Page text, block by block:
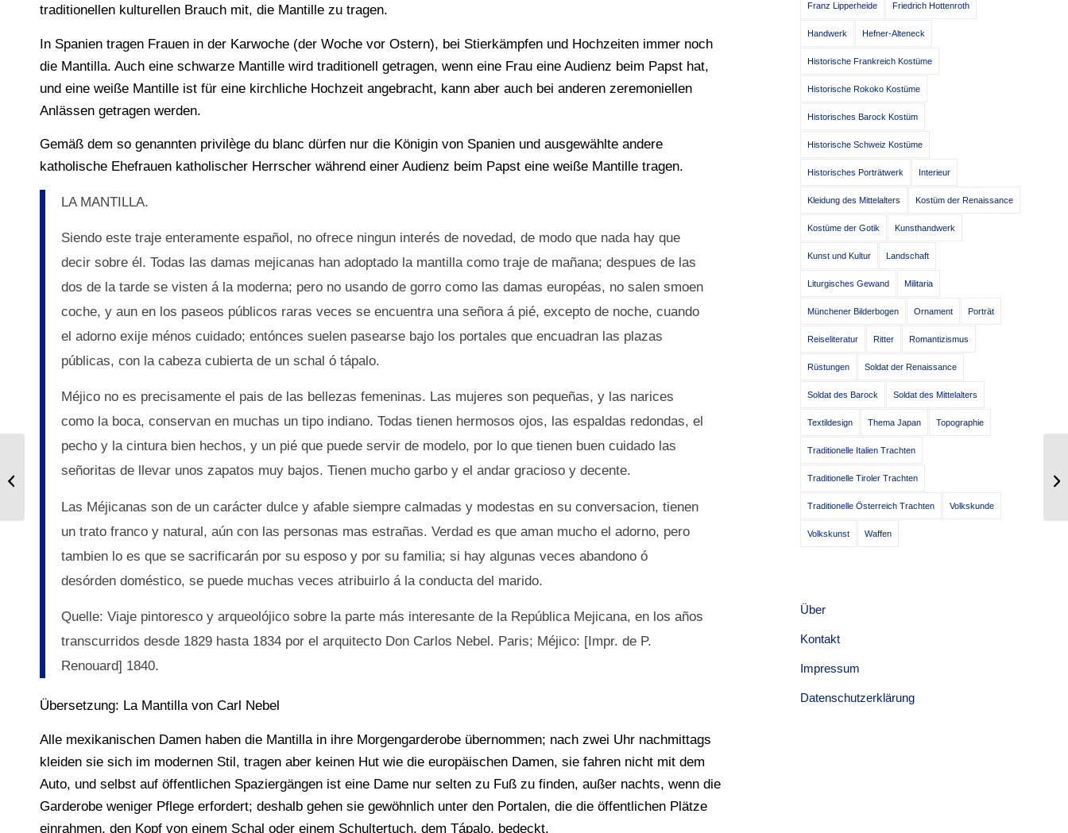
traditionellen kulturellen Brauch mit, die Mantille zu tragen.
In Spanien tragen Frauen in der Karwoche (der Woche vor Ostern), bei Stierkämpfen und Hochzeiten immer noch
die Mantilla. Auch eine schwarze Mantille wird traditionell getragen, wenn eine Frau eine Audienz beim Papst hat,
und eine weiße Mantille ist für eine kirchliche Hochzeit angebracht, kann aber auch bei anderen zeremoniellen
Anlässen getragen werden.
Gemäß dem so genannten privilège du blanc dürfen nur die Königin von Spanien und ausgewählte andere
katholische Ehefrauen katholischer Herrscher während einer Audienz beim Papst eine weiße Mantille tragen.
LA MANTILLA.
Siendo este traje enteramente español, no ofrece ningun interés de novedad, de modo que nada hay que
decir sobre él. Todas las damas mejicanas han adoptado la mantilla como traje de mañana; despues de las
dos de la tarde se visten á la moderna; pero no usando de gorro como las damas européas, no salen smoen
coche, y aun en los paseos públicos raras veces se encuentra una señora á pié, excepto de noche, cuando
el adorno exije ménos cuidado; entónces suelen pasearse bajo los portales que encuadran las plazas
públicas, con la cabeza cubierta de un schal ó tápalo.
Méjico no es precisamente el pais de las bellezas femeninas. Las mujeres son pequeñas, y las narices
como la boca, conservan en muchas un tipo indiano. Todas tienen hermosos ojos, las espaldas redondas, el
pecho y la cintura bien hechos, y un pié que puede servir de modelo, por lo que tienen buen cuidado las
señoritas de llevar unos zapatos muy bajos. Tienen mucho garbo y el andar gracioso y decente.
Las Méjicanas son de un carácter dulce y afable siempre calmadas y modestas en su conversacion, tienen
un trato franco y natural, aún con las personas mas estrañas. Verdad es que aman mucho el adorno, pero
tambien lo es que se sacrificarán por su esposo y por su familia; si hay algunas veces abandono ó
desórden doméstico, se puede muchas veces atribuirlo á la conducta del marido.
Quelle: Viaje pintoresco y arqueolójico sobre la parte más interesante de la República Mejicana, en los años
transcurridos desde 1829 hasta 1834 por el arquitecto Don Carlos Nebel. Paris; Méjico: [Impr. de P.
Renouard] 1840.
Übersetzung: La Mantilla von Carl Nebel
Alle mexikanischen Damen haben die Mantilla in ihre Morgengarderobe übernommen; nach zwei Uhr nachmittags
kleiden sie sich im modernen Stil, tragen aber keinen Hut wie die europäischen Damen, sie fahren nicht mit dem
Auto, und selbst auf öffentlichen Spaziergängen ist eine Dame nur selten zu Fuß zu finden, außer nachts, wenn die
Garderobe weniger Pflege erfordert; deshalb gehen sie gewöhnlich unter den Portalen, die die öffentlichen Plätze
einrahmen, den Kopf von einem Schal oder einem Schultertuch, dem Tápalo, bedeckt.
Franz Lipperheide Friedrich Hottenroth
Handwerk Hefner-Alteneck
Historische Frankreich Kostüme
Historische Rokoko Kostüme
Historisches Barock Kostüm
Historische Schweiz Kostüme
Historisches Porträtwerk Interieur
Kleidung des Mittelalters Kostüm der Renaissance
Kostüme der Gotik Kunsthandwerk
Kunst und Kultur Landschaft
Liturgisches Gewand Militaria
Münchener Bilderbogen Ornament Porträt
Reiseliteratur Ritter Romantizismus
Rüstungen Soldat der Renaissance
Soldat des Barock Soldat des Mittelalters
Textildesign Thema Japan Topographie
Traditionelle Italien Trachten
Traditionelle Tiroler Trachten
Traditionelle Österreich Trachten Volkskunde
Volkskunst Waffen
Über
Kontakt
Impressum
Datenschutzerklärung
Alta California. Ein Californianos fängt
in